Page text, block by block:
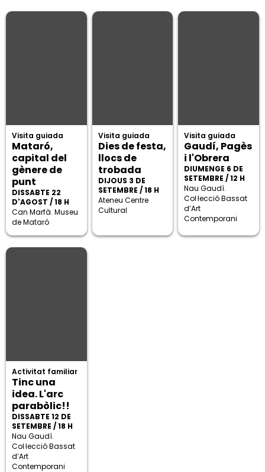
Visita guiada
Mataró,
capital del
gènere de
punt
DISSABTE 22
D'AGOST / 18 H
Can Marfà. Museu
de Mataró
Visita guiada
Dies de festa,
llocs de
trobada
DIJOUS 3 DE
SETEMBRE / 18 H
Ateneu Centre
Cultural
Visita guiada
Gaudí, Pagès
i l'Obrera
DIUMENGE 6 DE
SETEMBRE / 12 H
Nau Gaudí.
Col·lecció Bassat
d’Art
Contemporani
Activitat familiar
Tinc una
idea. L'arc
parabòlic!!
DISSABTE 12 DE
SETEMBRE / 18 H
Nau Gaudí.
Col·lecció Bassat
d’Art
Contemporani